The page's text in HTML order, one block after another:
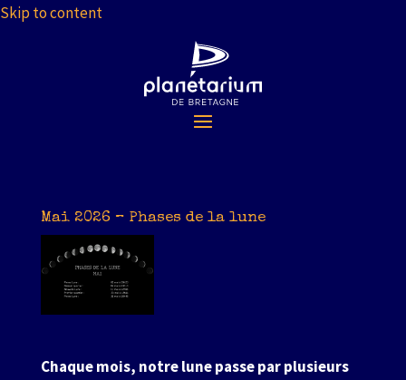
Skip to content
Mai 2026 – Phases de la lune
Chaque mois, notre lune passe par plusieurs